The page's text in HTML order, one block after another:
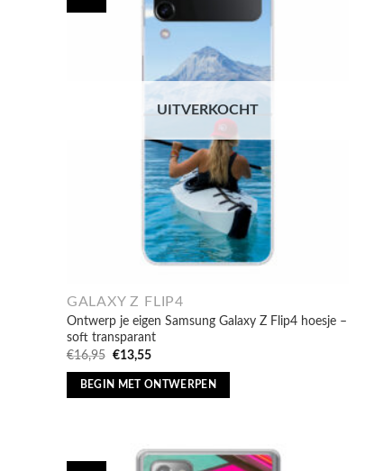
UITVERKOCHT
GALAXY Z FLIP4
Ontwerp je eigen Samsung Galaxy Z Flip4 hoesje –
soft transparant
€16,95 Oorspronkelijke
was:
€16,95.
€13,55Huidige
is:
€13,55.
BEGIN MET ONTWERPEN